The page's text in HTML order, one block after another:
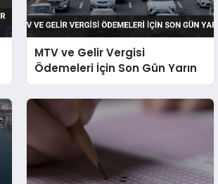
MTV ve Gelir Vergisi
Ödemeleri İçin Son Gün Yarın